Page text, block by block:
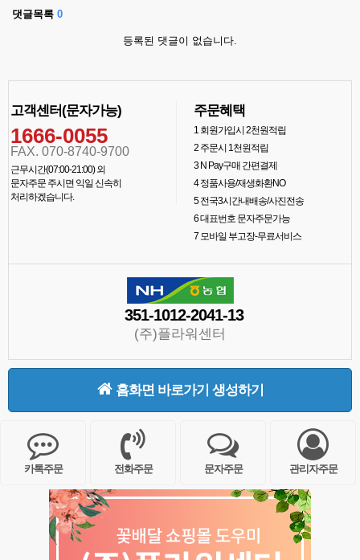
댓글목록 0
등록된 댓글이 없습니다.
고객센터(문자가능)
1666-0055
FAX. 070-8740-9700
근무시간(07:00-21:00) 외
문자주문 주시면 익일 신속히
처리하겠습니다.
주문혜택
1회원가입시 2천원적립
2주문시 1천원적립
3N Pay구매 간편결제
4정품사용/재생화환NO
5전국3시간내배송/사진전송
6대표번호 문자주문가능
7모바일 부고장-무료서비스
351-1012-2041-13
(주)플라워센터
홈화면 바로가기 생성하기
카톡주문 전화주문 문자주문 관리자주문